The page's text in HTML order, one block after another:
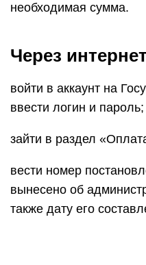
необходимая сумма.
Через интернет
войти в аккаунт на
ввести логин и пароль;
зайти в раздел
вести номер
вынесено об
также дату его